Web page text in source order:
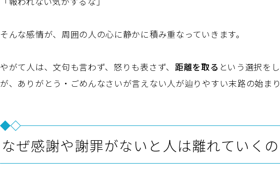
そんな感情が、周囲の人の心に静かに積み重なっていきます。
やがて人は、文句も言わず、怒りも表さず、 距離を取る という選択を
が、ありがとう・ごめんなさいが言えない人が辿りやすい末路の始ま
なぜ感謝や謝罪がないと人は離れていく